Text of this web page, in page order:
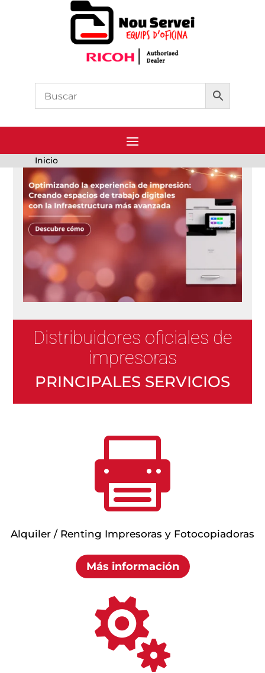
Inicio
Distribuidores oficiales de
impresoras
PRINCIPALES SERVICIOS

Alquiler / Renting Impresoras y Fotocopiadoras
Más información
